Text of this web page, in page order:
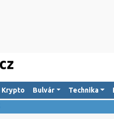
Krypto Bulvár Technika